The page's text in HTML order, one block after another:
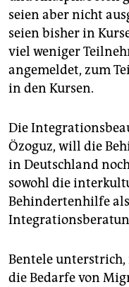
seien aber nicht
seien bisher in
viel weniger
angemeldet, zum
in den Kursen.
Die
Özoguz, will die
in Deutschland
sowohl die
Behindertenhilfe
Bentele unterstrich,
die Bedarfe von